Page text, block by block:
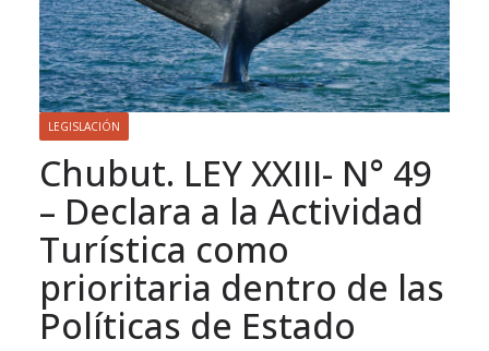
LEGISLACIÓN
Chubut. LEY XXIII- N° 49
– Declara a la Actividad
Turística como
prioritaria dentro de las
Políticas de Estado